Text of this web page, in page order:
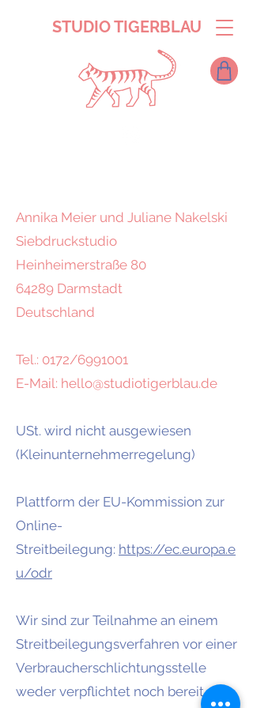
STUDIO TIGERBLAU
Annika Meier und Juliane Nakelski
Siebdruckstudio
Heinheimerstraße 80
64289 Darmstadt
Deutschland
Tel.: 0172/6991001
E-Mail: hello@studiotigerblau.de
USt. wird nicht ausgewiesen
(Kleinunternehmerregelung)
Plattform der EU-Kommission zur
Online-
Streitbeilegung: https://ec.europa.e
u/odr
Wir sind zur Teilnahme an einem
Streitbeilegungsverfahren vor einer
Verbraucherschlichtungsstelle
weder verpflichtet noch bereit.